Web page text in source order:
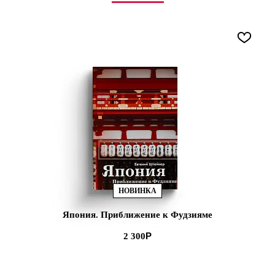
НОВИНКА
Япония. Приближение к Фудзияме
2 300